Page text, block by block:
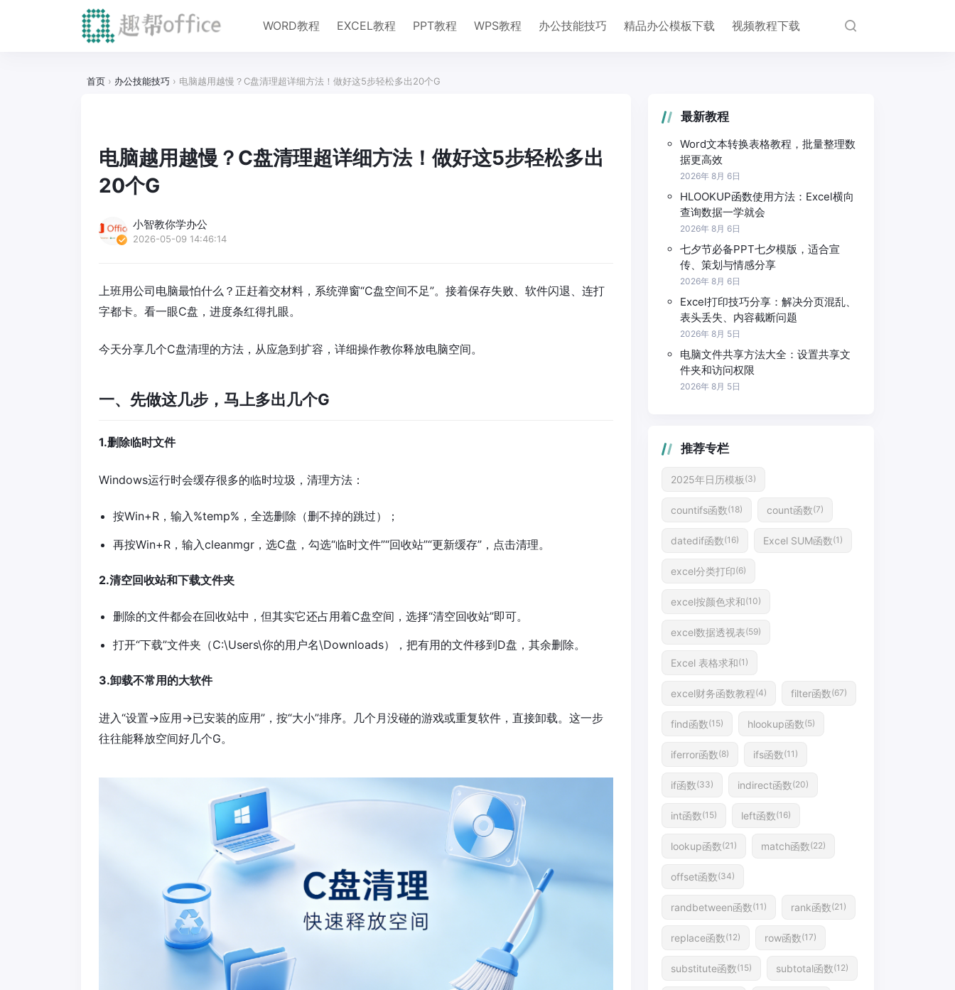
WORD教程 EXCEL教程 PPT教程 WPS教程 办公技能技巧 精品办公模板下载 视频教程下载
首页 › 办公技能技巧 › 电脑越用越慢？C盘清理超详细方法！做好这5步轻松多出20个G
电脑越用越慢？C盘清理超详细方法！做好这5步轻松多出
20个G
小智教你学办公
2026-05-09 14:46:14
上班用公司电脑最怕什么？正赶着交材料，系统弹窗“C盘空间不足”。接着保存失败、软件闪退、连打
字都卡。看一眼C盘，进度条红得扎眼。
今天分享几个C盘清理的方法，从应急到扩容，详细操作教你释放电脑空间。
一、先做这几步，马上多出几个G
1.删除临时文件
Windows运行时会缓存很多的临时垃圾，清理方法：
按Win+R，输入%temp%，全选删除（删不掉的跳过）；
再按Win+R，输入cleanmgr，选C盘，勾选“临时文件”“回收站”“更新缓存”，点击清理。
2.清空回收站和下载文件夹
删除的文件都会在回收站中，但其实它还占用着C盘空间，选择“清空回收站”即可。
打开“下载”文件夹（C:\Users\你的用户名\Downloads），把有用的文件移到D盘，其余删除。
3.卸载不常用的大软件
进入“设置→应用→已安装的应用”，按“大小”排序。几个月没碰的游戏或重复软件，直接卸载。这一步
往往能释放空间好几个G。
最新教程
Word文本转换表格教程，批量整理数
据更高效
2026年 8月 6日
HLOOKUP函数使用方法：Excel横向
查询数据一学就会
2026年 8月 6日
七夕节必备PPT七夕模版，适合宣
传、策划与情感分享
2026年 8月 6日
Excel打印技巧分享：解决分页混乱、
表头丢失、内容截断问题
2026年 8月 5日
电脑文件共享方法大全：设置共享文
件夹和访问权限
2026年 8月 5日
推荐专栏
2025年日历模板 (3)
countifs函数(18) count函数(7)
datedif函数(16) Excel SUM函数(1)
excel分类打印(6)
excel按颜色求和(10)
excel数据透视表(59)
Excel 表格求和(1)
excel财务函数教程(4) filter函数(67)
find函数(15) hlookup函数(5)
iferror函数(8) ifs函数(11)
if函数(33) indirect函数(20)
int函数(15) left函数(16)
lookup函数(21) match函数(22)
offset函数(34)
randbetween函数(11) rank函数(21)
replace函数(12) row函数(17)
substitute函数(15) subtotal函数(12)